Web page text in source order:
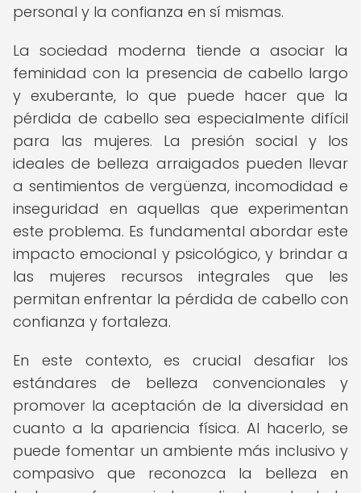
personal y la confianza en sí mismas.
La sociedad moderna tiende a asociar la
feminidad con la presencia de cabello largo
y exuberante, lo que puede hacer que la
pérdida de cabello sea especialmente difícil
para las mujeres. La presión social y los
ideales de belleza arraigados pueden llevar
a sentimientos de vergüenza, incomodidad e
inseguridad en aquellas que experimentan
este problema. Es fundamental abordar este
impacto emocional y psicológico, y brindar a
las mujeres recursos integrales que les
permitan enfrentar la pérdida de cabello con
confianza y fortaleza.
En este contexto, es crucial desafiar los
estándares de belleza convencionales y
promover la aceptación de la diversidad en
cuanto a la apariencia física. Al hacerlo, se
puede fomentar un ambiente más inclusivo y
compasivo que reconozca la belleza en